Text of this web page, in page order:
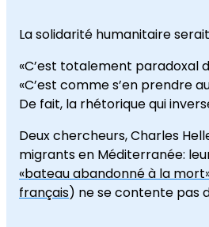
La solidarité humanitaire
«C’est totalement paradoxal
«C’est comme s’en prendre
De fait, la rhétorique qui
Deux chercheurs, Charles
migrants en Méditerranée:
«bateau abandonné à la
français) ne se contente pas